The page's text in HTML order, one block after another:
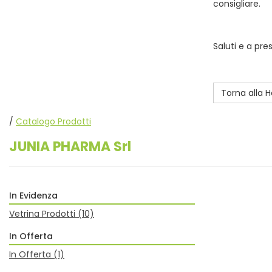
consigliare.
Saluti e a
Torna alla
/ Catalogo Prodotti
JUNIA PHARMA Srl
In Evidenza
Vetrina Prodotti (10)
In Offerta
In Offerta (1)